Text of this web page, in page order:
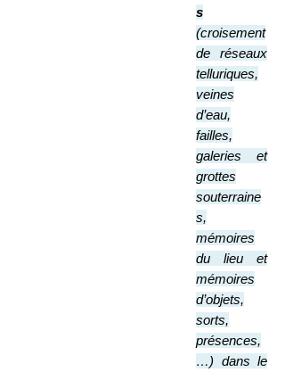
s
(croisement
de réseaux
telluriques,
veines
d’eau,
failles,
galeries et
grottes
souterraine
s,
mémoires
du lieu et
mémoires
d’objets,
sorts,
présences,
…) dans le